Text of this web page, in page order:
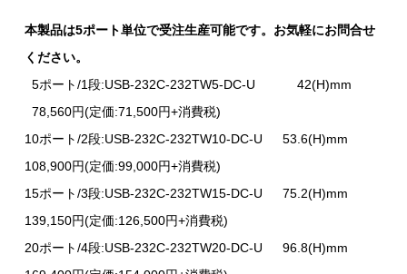
本製品は5ポート単位で受注生産可能です。お気軽にお問合せ
ください。
5ポート/1段:USB-232C-232TW5-DC-U 42(H)mm
78,560円(定価:71,500円+消費税)
10ポート/2段:USB-232C-232TW10-DC-U 53.6(H)mm
108,900円(定価:99,000円+消費税)
15ポート/3段:USB-232C-232TW15-DC-U 75.2(H)mm
139,150円(定価:126,500円+消費税)
20ポート/4段:USB-232C-232TW20-DC-U 96.8(H)mm